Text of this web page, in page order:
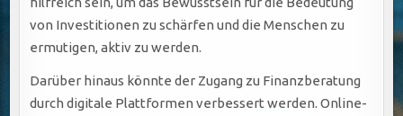
von Investitionen zu schärfen und die Menschen zu
ermutigen, aktiv zu werden.
Darüber hinaus könnte der Zugang zu Finanzberatung
durch digitale Plattformen verbessert werden. Online-